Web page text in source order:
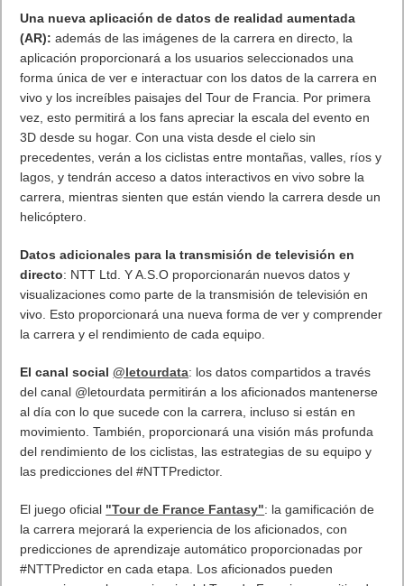
desde los cinco continentes para dar soporte a la carrera de
tres semanas de duración que tendrá lugar del 29 de agosto al
20 de septiembre de 2020.
diferentes tecnologías para ofrecer sus servicios del Tour de
Francia de forma remota por primera vez. Esto mantendrá al
personal seguro mientras apoya el desarrollo de la carrera y
brinda una experiencia mejorada para los aficionados.
Para crear un "estadio global" digital para los amantes del
ciclismo que no pueden estar en la carretera este año, NTT y
análisis de datos en tiempo real. Los datos y análisis en vivo se
presentarán en múltiples canales, incluyendo:
Una nueva aplicación de datos de realidad aumentada
(AR):además de las imágenes de la carrera en directo, la
forma única de ver e interactuar con los datos de la carrera en
vivo y los increíbles paisajes del Tour de Francia. Por primera
vez, esto permitirá a los fans apreciar la escala del evento en
3D desde su hogar. Con una vista desde el cielo sin
precedentes, verán a los ciclistas entre montañas, valles, ríos y
lagos, y tendrán acceso a datos interactivos en vivo sobre la
helicóptero.
Datos adicionales para la transmisión de televisión en
: NTT Ltd. Y A.S.O proporcionarán nuevos datos y